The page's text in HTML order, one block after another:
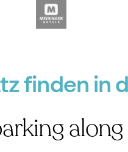
finden in
along